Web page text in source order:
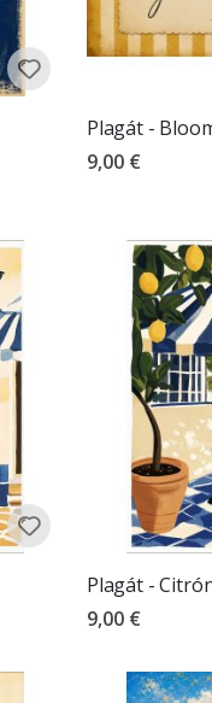
Plagát -
9,00 €
Plagát -
9,00 €